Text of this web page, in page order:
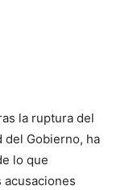
la ruptura del
del Gobierno, ha
lo que
acusaciones